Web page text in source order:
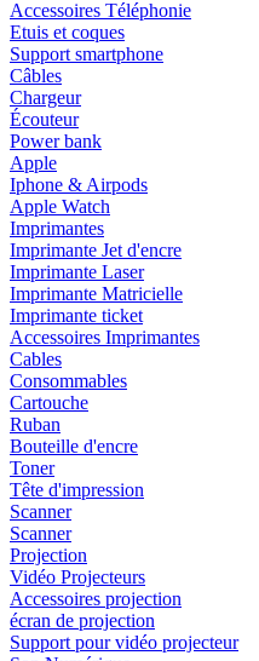
Accessoires Téléphonie
Etuis et coques
Support smartphone
Câbles
Chargeur
Écouteur
Power bank
Apple
Iphone & Airpods
Apple Watch
Imprimantes
Imprimante Jet d'encre
Imprimante Laser
Imprimante Matricielle
Imprimante ticket
Accessoires Imprimantes
Cables
Consommables
Cartouche
Ruban
Bouteille d'encre
Toner
Tête d'impression
Scanner
Scanner
Projection
Vidéo Projecteurs
Accessoires projection
écran de projection
Support pour vidéo projecteur